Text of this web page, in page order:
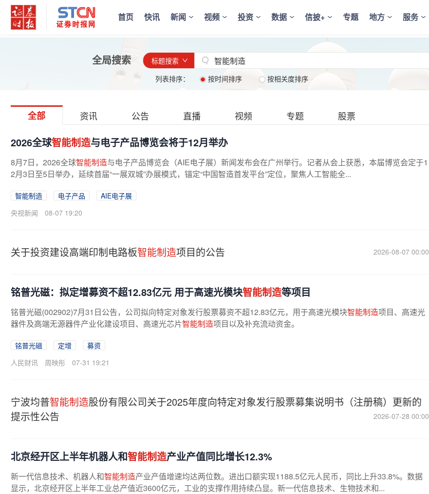
首页 快讯 新闻 视频 投资 数据 信披+ 专题 地方 服务
全局搜索 标题搜索
列表排序： 按时间排序 按相关度排序
全部 资讯 公告 直播 视频 专题 股票
2026全球智能制造与电子产品博览会将于12月举办
8月7日，2026全球智能制造与电子产品博览会（AIE电子展）新闻发布会在广州举行。记者从会上获悉，本届博览会定于1
2月3日至5日举办，延续首届“一展双城”办展模式，锚定“中国智造首发平台”定位，聚焦人工智能全...
智能制造 电子产品
AIE电子展
央视新闻
08-07 19:20
关于投资建设高端印制电路板智能制造项目的公告 2026-08-07 00:00
铭普光磁：拟定增募资不超12.83亿元 用于高速光模块智能制造等项目
铭普光磁(002902)7月31日公告，公司拟向特定对象发行股票募资不超12.83亿元，用于高速光模块智能制造项目、高速光
器件及高端无源器件产业化建设项目、高速光芯片智能制造项目以及补充流动资金。
铭普光磁 定增
募资
人民财讯
周映彤 07-31 19:21
宁波均普智能制造股份有限公司关于2025年度向特定对象发行股票募集说明书（注册稿）更新的
提示性公告
2026-07-28 00:00
北京经开区上半年机器人和智能制造产业产值同比增长12.3%
新一代信息技术、机器人和智能制造产业产值增速均达两位数。进出口额实现1188.5亿元人民币，同比上升33.8%。数据
显示，北京经开区上半年工业总产值近3600亿元，工业的支撑作用持续凸显。新一代信息技术、生物技术和...